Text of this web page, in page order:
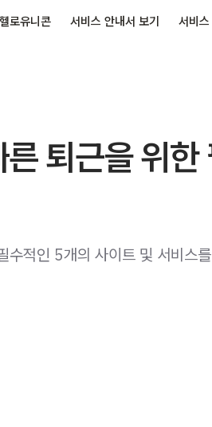
헬로유니콘 서비스 안내서 보기 서비
퇴근을 위한
수적인 5개의 사이트 및 서비스를